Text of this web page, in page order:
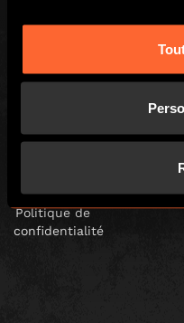
Level,
LOCAL
Offrir une partie
Politique de
confidentialité